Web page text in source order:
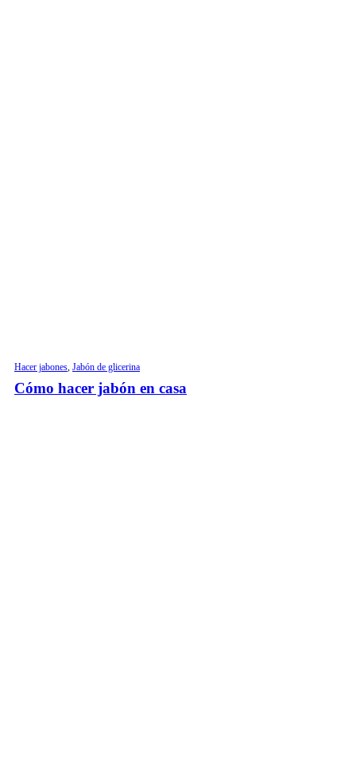
Hacer jabones, Jabón de glicerina
Cómo hacer jabón en casa